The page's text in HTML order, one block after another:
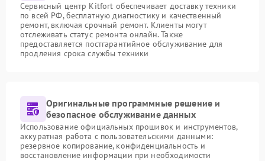
Сервисный центр Kitfort обеспечивает доставку техники
по всей РФ, бесплатную диагностику и качественный
ремонт, включая срочный ремонт. Клиенты могут
отслеживать статус ремонта онлайн. Также
предоставляется постгарантийное обслуживание для
продления срока службы техники
Оригинальные программные решение и
безопасное обслуживание данных
Использование официальных прошивок и инструментов,
аккуратная работа с пользовательскими данными:
резервное копирование, конфиденциальность и
восстановление информации при необходимости